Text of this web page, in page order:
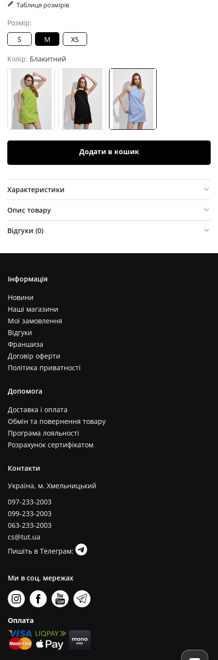
Таблиця розмірів
Розмір:
S
M XS
Колір: Блакитний
Додати в кошик
Характеристики
Опис товару
Відгуки (0)
Інформація
Новини
Наші магазини
Мої замовлення
Відгуки
Франшиза
Договір оферти
Політика приватності
Допомога
Доставка і оплата
Обмін та повернення товару
Програма лояльності
Розрахунок сертифікатом
Контакти
Україна, м. Хмельницький
097-233-2003
099-233-2003
063-233-2003
cs@tut.ua
Пишіть в Телеграм:
Ми в соц. мережах
Оплата